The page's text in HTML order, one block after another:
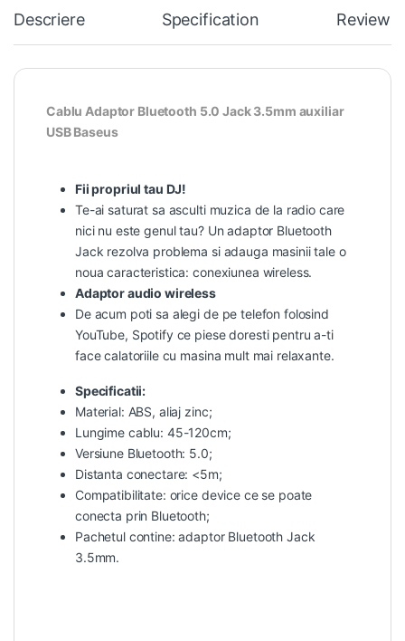
Descriere Specification Reviews
Cablu Adaptor Bluetooth 5.0 Jack 3.5mm auxiliar
USB Baseus
Fii propriul tau DJ!
Te-ai saturat sa asculti muzica de la radio care
nici nu este genul tau? Un adaptor Bluetooth
Jack rezolva problema si adauga masinii tale o
noua caracteristica: conexiunea wireless.
Adaptor audio wireless
De acum poti sa alegi de pe telefon folosind
YouTube, Spotify ce piese doresti pentru a-ti
face calatoriile cu masina mult mai relaxante.
Specificatii:
Material: ABS, aliaj zinc;
Lungime cablu: 45-120cm;
Versiune Bluetooth: 5.0;
Distanta conectare: <5m;
Compatibilitate: orice device ce se poate
conecta prin Bluetooth;
Pachetul contine: adaptor Bluetooth Jack
3.5mm.